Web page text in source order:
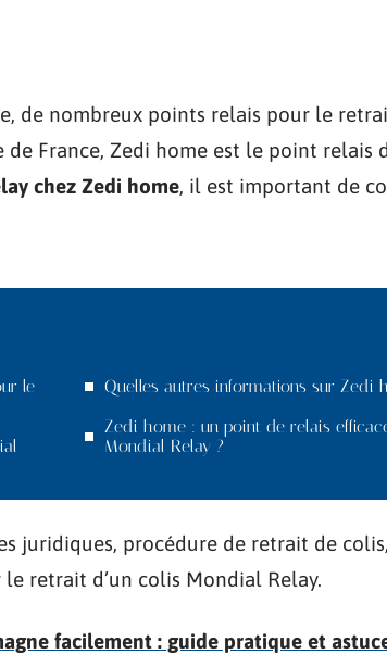
de nombreux points relais pour le
France, Zedi home est le point relais
chez Zedi home, il est important de
le
Quelles autres informations sur Zedi
Zedi home : un point de relais
Mondial Relay ?
juridiques, procédure de retrait de
retrait d’un colis Mondial Relay.
facilement : guide pratique et